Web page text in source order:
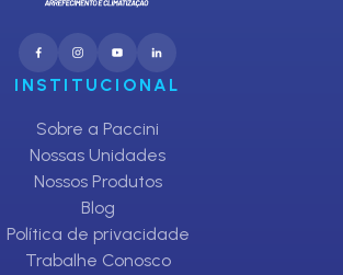
INSTITUCIONAL
Sobre a Paccini
Nossas Unidades
Nossos Produtos
Blog
Política de privacidade
Trabalhe Conosco